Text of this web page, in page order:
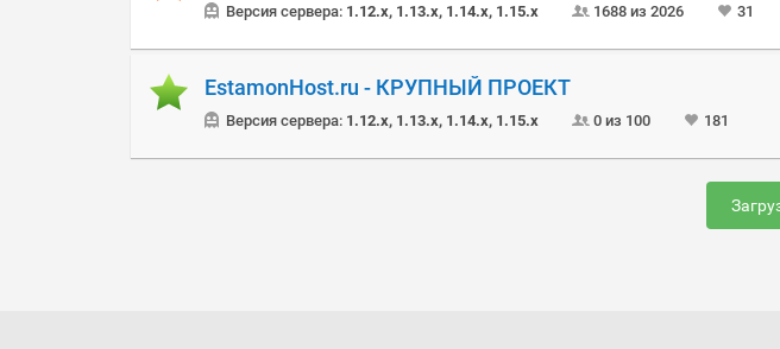
Версия сервера: 1.12.x, 1.13.x, 1.14.x, 1.15.x 1688 из 2026 31
EstamonHost.ru - КРУПНЫЙ ПРОЕКТ
Версия сервера: 1.12.x, 1.13.x, 1.14.x, 1.15.x 0 из 100 181